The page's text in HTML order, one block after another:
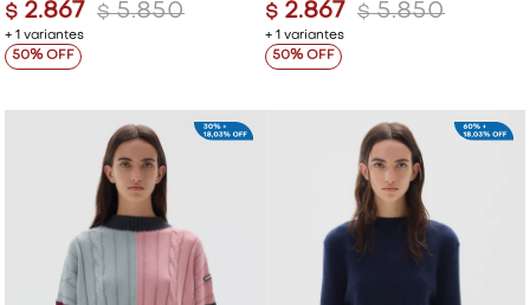
+ 1 variantes
$ 2.867 $ 5.850
50
+ 1 variantes
$ 2.867 $ 5.850
50